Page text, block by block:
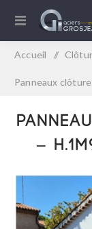
Accueil /
Panneaux clôture
–